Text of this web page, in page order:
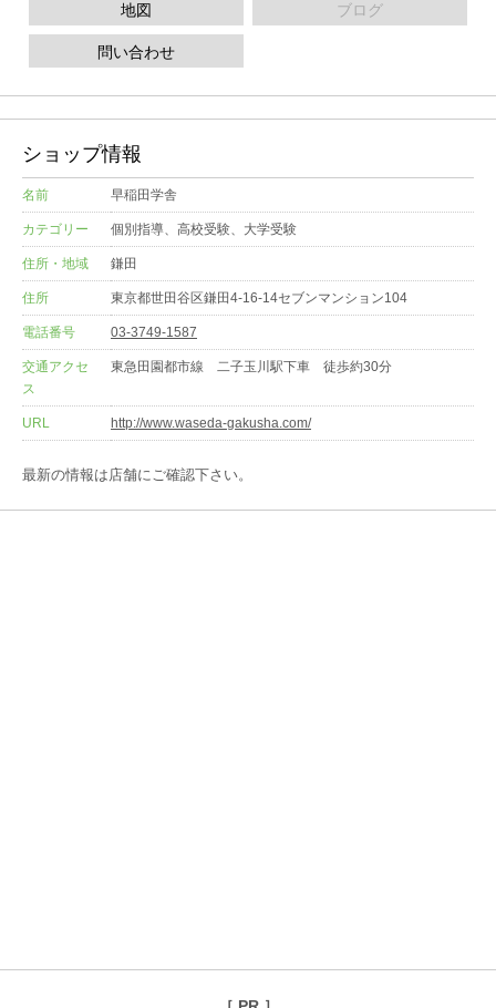
地図 ブログ
問い合わせ
ショップ情報
名前 早稲田学舎
カテゴリー 個別指導、高校受験、大学受験
住所・地域 鎌田
住所 東京都世田谷区鎌田4-16-14セブンマンション104
電話番号 03-3749-1587
交通アクセ
ス
東急田園都市線 二子玉川駅下車 徒歩約30分
URL http://www.waseda-gakusha.com/
最新の情報は店舗にご確認下さい。